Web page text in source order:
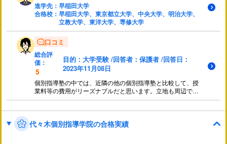
進学先： 早稲田大学
合格校： 早稲田大学、東京都立大学、中央大学、明治大学、
立教大学、東洋大学、専修大学
口コミ
総合評
価：
5
目的：大学受験 /回答者：保護者 /回答日：
2023年11月08日
個別指導塾の中では、近隣の他の個別指導塾と比較して、授
業料等の費用がリーズナブルだと思います。立地も周辺では
比較的お店の多い通りに面しているため、夜でも明るく安心
代々木個別指導学院の合格実績